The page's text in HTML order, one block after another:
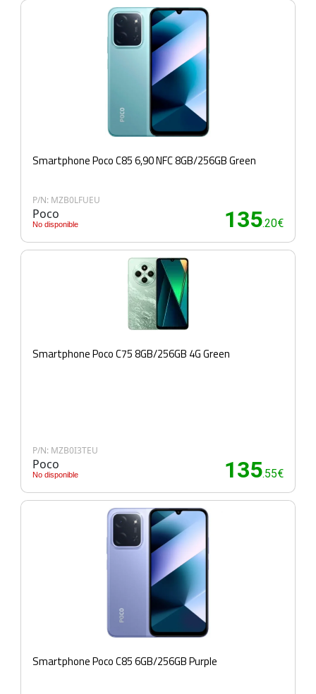
Smartphone Poco C85 6,90 NFC 8GB/256GB Green
P/N: MZB0LFUEU
Poco
No disponible 135.20€
Smartphone Poco C75 8GB/256GB 4G Green
P/N: MZB0I3TEU
Poco
No disponible 135.55€
Smartphone Poco C85 6GB/256GB Purple